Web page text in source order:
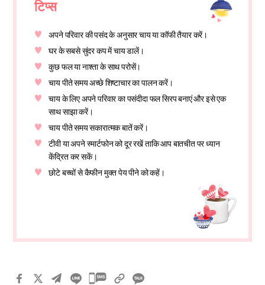
टिप्स
अपने परिवार की पसंद के अनुसार चाय या कॉफी तैयार करें।
घर के सबसे सुंदर कप में चाय डालें।
कुछ फल या नाश्ता के साथ परोसें।
चाय पीते समय अच्छे शिष्टाचार का पालन करें।
चाय के लिए अपने परिवार का पसंदीदा फल सिरप बनाएं और इसे एक
साथ साझा करें।
चाय पीते समय सकारात्मक बातें करें।
टीवी या अपने स्मार्टफोन को दूर रखें ताकि आप बातचीत पर ध्यान
केंद्रित कर सकें।
छोटे बच्चों से कैफीन मुक्त पेय पीने को कहें।
카